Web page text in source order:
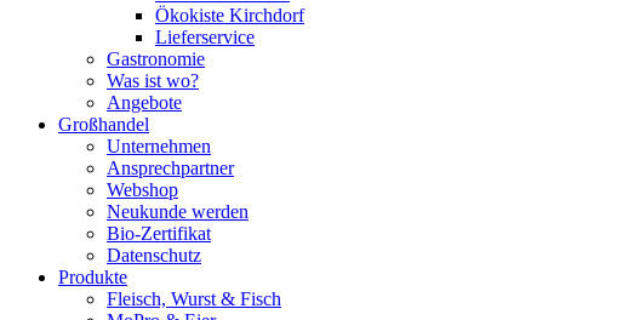
Ökokiste Kirchdorf
Lieferservice
Gastronomie
Was ist wo?
Angebote
Großhandel
Unternehmen
Ansprechpartner
Webshop
Neukunde werden
Bio-Zertifikat
Datenschutz
Produkte
Fleisch, Wurst & Fisch